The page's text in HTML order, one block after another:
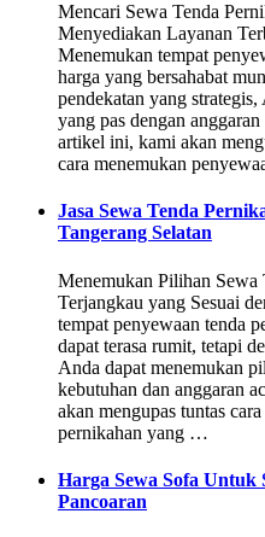
Mencari Sewa Tenda
Menyediakan Layanan
Menemukan tempat
harga yang bersahabat
pendekatan yang
yang pas dengan
artikel ini, kami akan
cara menemukan
Jasa Sewa Tenda
Tangerang Selatan
Menemukan Pilihan Sewa
Terjangkau yang Sesuai
tempat penyewaan tenda
dapat terasa rumit, tetapi
Anda dapat menemukan
kebutuhan dan anggaran
akan mengupas tuntas
pernikahan yang …
Harga Sewa Sofa Untuk
Pancoaran